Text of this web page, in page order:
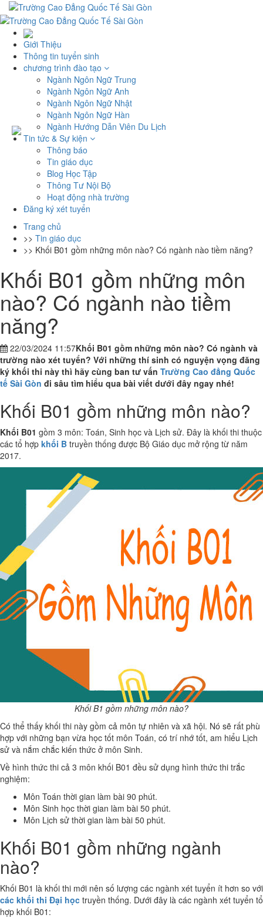
Giới Thiệu
Thông tin tuyển sinh
chương trình đào tạo
Ngành Ngôn Ngữ Trung
Ngành Ngôn Ngữ Anh
Ngành Ngôn Ngữ Nhật
Ngành Ngôn Ngữ Hàn
Ngành Hướng Dẫn Viên Du Lịch
Tin tức & Sự kiện
Thông báo
Tin giáo dục
Blog Học Tập
Thông Tư Nội Bộ
Hoạt động nhà trường
Đăng ký xét tuyển
Trang chủ
>> Tin giáo dục
>> Khối B01 gồm những môn nào? Có ngành nào tiềm năng?
Khối B01 gồm những môn
nào? Có ngành nào tiềm
năng?
22/03/2024 11:57Khối B01 gồm những môn nào? Có ngành và
trường nào xét tuyển? Với những thí sinh có nguyện vọng đăng
ký khối thi này thì hãy cùng ban tư vấn Trường Cao đẳng Quốc
tế Sài Gòn đi sâu tìm hiểu qua bài viết dưới đây ngay nhé!
Khối B01 gồm những môn nào?
Khối B01 gồm 3 môn: Toán, Sinh học và Lịch sử. Đây là khối thi thuộc
các tổ hợp khối B truyền thống được Bộ Giáo dục mở rộng từ năm
2017.
Khối B1 gồm những môn nào?
Có thể thấy khối thi này gồm cả môn tự nhiên và xã hội. Nó sẽ rất phù
hợp với những bạn vừa học tốt môn Toán, có trí nhớ tốt, am hiểu Lịch
sử và nắm chắc kiến thức ở môn Sinh.
Về hình thức thi cả 3 môn khối B01 đều sử dụng hình thức thi trắc
nghiệm:
Môn Toán thời gian làm bài 90 phút.
Môn Sinh học thời gian làm bài 50 phút.
Môn Lịch sử thời gian làm bài 50 phút.
Khối B01 gồm những ngành
nào?
Khối B01 là khối thi mới nên số lượng các ngành xét tuyển ít hơn so với
các khối thi Đại học truyền thống. Dưới đây là các ngành xét tuyển tổ
hợp khối B01: